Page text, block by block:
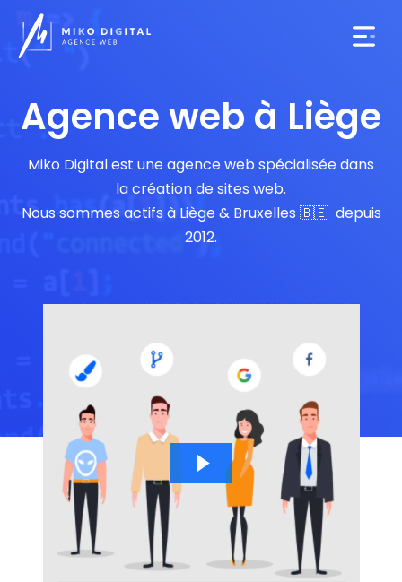
Agence web à Liège
Miko Digital est une agence web spécialisée dans
lacréation de sites web.
Nous sommes actifs à Liège & Bruxelles 🇧🇪 depuis
2012.